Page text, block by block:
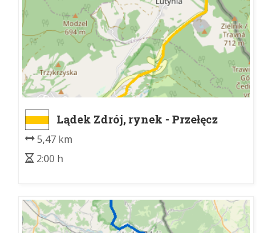
Lądek Zdrój, rynek - Przełęcz
Lądecka
5,47 km
2:00 h